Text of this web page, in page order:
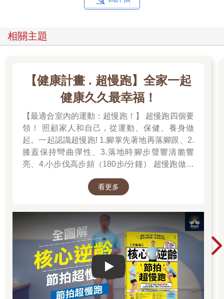
礎，是米飯和味噌湯這個令人超級滿足的神級組合，配上各式各
苔、納豆，甚至可以配一點沙拉。排列組合可說是無窮無盡，這
也是傳統日式早餐的魅力之一──永遠不會吃膩，因為你總是可以
我不太記得究竟是怎麼開始的──我的治療師可能會說這與我想掌
控一切的毛病，以及想要亂中有序的心態有關──總之，我去年開
始決定盡可能常常做日式早餐。就算不到每天做，也是大多數日
待在家的時間變長，一部分是因為疫情肆虐而不得不如此，一部
分是因為我下定決心。（這也歸功於我新買的酷炫電子鍋，之後
再細談。）除此之外，我能做到幾乎天天吃日式早餐的另一個祕
訣，就是讓製作方法與流程保持簡單：把冰箱變成我的小小便利
商店，總是放滿預先做好的食物（和飲料），方便我在幾分鐘內
菜」（tsukurioki），簡單來說就是先把菜煮好，而二十四小時全
年無休、隨時準備好美味菜餚，就是關鍵所在。
當然，這是一本食譜書，但其實也是一本戰略指南。本書介紹的
絕大多數菜餚都可以事先準備，之後不論是冷的直接吃或重新加
熱都可以。事實上，其中幾道菜色在冰箱裡放一兩天後風味更
佳。少數幾道無法事先製作的菜色，做起來也超級快速。這本食
譜能幫助你在幾分鐘內做出日式早餐、午餐和晚餐──事實上，只
要稍稍規劃一下，再擁有正確的工具，你只要花燒一壺水和泡一
杯茶的時間，便能做出一餐日式料理。
相關主題
【健康計畫 . 超慢跑】全家一起
健康久久最幸福！
【最適合室內的運動：超慢跑！】 超慢跑四個要
領！ 照顧家人和自己，從運動、保健、養身做
起。一起認識超慢跑! 1.腳掌先著地再落腳跟、2.
膝蓋保持彎曲彈性、3.落地時腳步聲響清脆響
亮、4.小步伐高步頻（180步/分鐘） 超慢跑做對
看更多
Play video